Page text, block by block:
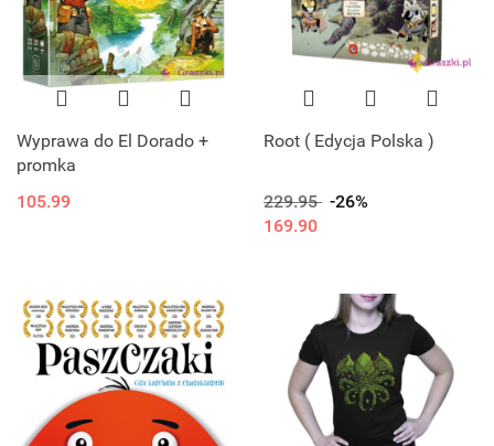
Wyprawa do El Dorado +
promka
105.99
Root ( Edycja Polska )
229.95 -26%
169.90